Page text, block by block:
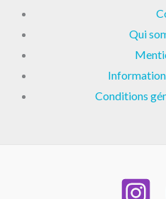
Qui
Conditions